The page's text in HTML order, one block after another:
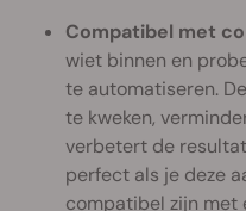
Compatibel met
wiet binnen en
te automatiseren.
te kweken,
verbetert de
perfect als je deze
compatibel zijn met